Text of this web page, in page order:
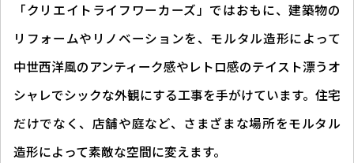
「クリエイトライフワーカーズ」ではおもに、建築物の
リフォームやリノベーションを、モルタル造形によって
中世西洋風のアンティーク感やレトロ感のテイスト漂うオ
シャレでシックな外観にする工事を手がけています。住宅
だけでなく、店舗や庭など、さまざまな場所をモルタル
造形によって素敵な空間に変えます。